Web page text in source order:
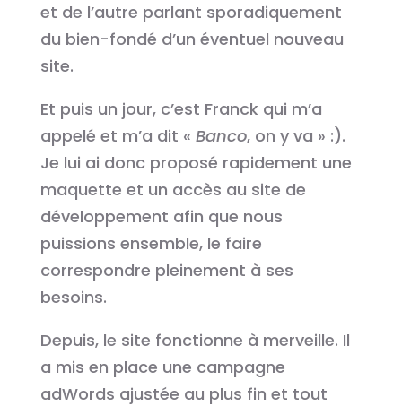
et de l’autre parlant sporadiquement
du bien-fondé d’un éventuel nouveau
site.
Et puis un jour, c’est Franck qui m’a
appelé et m’a dit « Banco, on y va » :).
Je lui ai donc proposé rapidement une
maquette et un accès au site de
développement afin que nous
puissions ensemble, le faire
correspondre pleinement à ses
besoins.
Depuis, le site fonctionne à merveille. Il
a mis en place une campagne
adWords ajustée au plus fin et tout